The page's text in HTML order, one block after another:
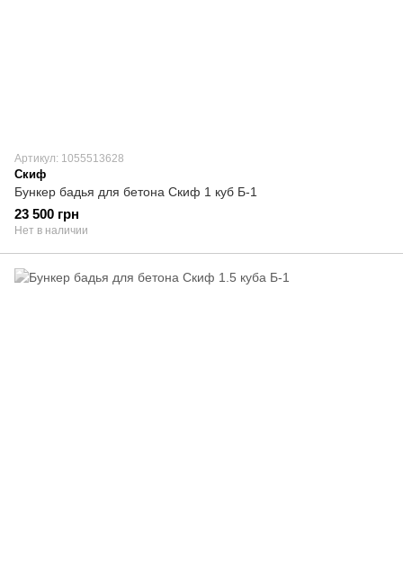
Артикул: 1055513628
Скиф
Бункер бадья для бетона Скиф 1 куб Б-1
23 500 грн
Нет в наличии